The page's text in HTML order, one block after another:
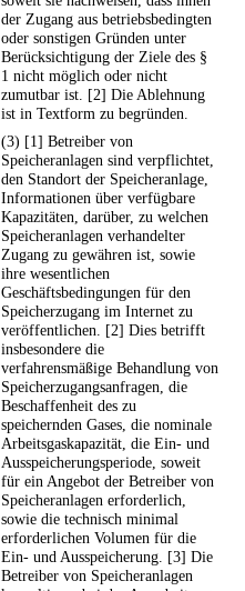
der Zugang aus betriebsbedingten
oder sonstigen Gründen unter
Berücksichtigung der Ziele des §
1 nicht möglich oder nicht
zumutbar ist. [2] Die Ablehnung
ist in Textform zu begründen.
(3) [1] Betreiber von
Speicheranlagen sind verpflichtet,
den Standort der Speicheranlage,
Informationen über verfügbare
Kapazitäten, darüber, zu welchen
Speicheranlagen verhandelter
Zugang zu gewähren ist, sowie
ihre wesentlichen
Geschäftsbedingungen für den
Speicherzugang im Internet zu
veröffentlichen. [2] Dies betrifft
insbesondere die
verfahrensmäßige Behandlung von
Speicherzugangsanfragen, die
Beschaffenheit des zu
speichernden Gases, die nominale
Arbeitsgaskapazität, die Ein- und
Ausspeicherungsperiode, soweit
für ein Angebot der Betreiber von
Speicheranlagen erforderlich,
sowie die technisch minimal
erforderlichen Volumen für die
Ein- und Ausspeicherung. [3] Die
Betreiber von Speicheranlagen